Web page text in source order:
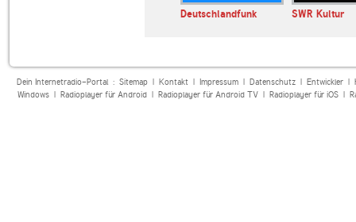
Deutschlandfunk SWR Kultur
Dein Internetradio-Portal : Sitemap| Kontakt| Impressum| Datenschutz| Entwickler|
Windows| Radioplayer für Android| Radioplayer für Android TV| Radioplayer für iOS|